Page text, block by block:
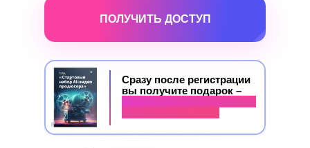
ПОЛУЧИТЬ ДОСТУП
Сразу после регистрации
вы получите подарок –